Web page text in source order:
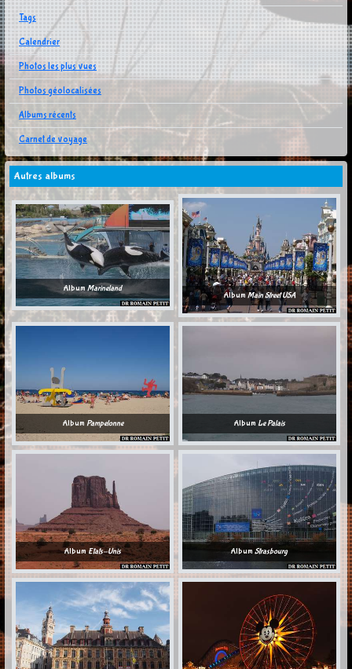
Tags
Calendrier
Photos les plus vues
Photos géolocalisées
Albums récents
Carnet de voyage
Autres albums
AlbumMarineland
AlbumMain Street USA
Album Pampelonne Album Le Palais
AlbumEtats-Unis Album Strasbourg